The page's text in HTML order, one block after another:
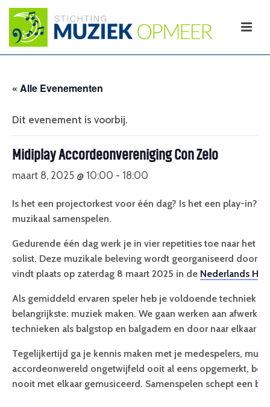
« Alle Evenementen
Dit evenement is voorbij.
Midiplay Accordeonvereniging Con Zelo
maart 8, 2025 @ 10:00 - 18:00
Is het een projectorkest voor één dag? Is het een play-in?
muzikaal samenspelen.
Gedurende één dag werk je in vier repetities toe naar het
solist. Deze muzikale beleving wordt georganiseerd door
vindt plaats op zaterdag 8 maart 2025 in de Nederlands
Als gemiddeld ervaren speler heb je voldoende techniek
belangrijkste: muziek maken. We gaan werken aan
technieken als balgstop en balgadem en door naar elkaar
Tegelijkertijd ga je kennis maken met je medespelers,
accordeonwereld ongetwijfeld ooit al eens opgemerkt,
nooit met elkaar gemusiceerd. Samenspelen schept een